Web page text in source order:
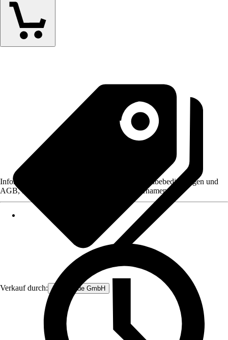
Verkauf durch: Anro Trade GmbH
Informationen des Verkäufers, wie z. B. Rückgabebedingungen und
AGB, finden Sie bei Klick auf den Verkäufernamen.